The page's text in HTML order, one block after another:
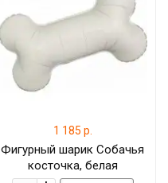
1 185 р.
Фигурный шарик Собачья
косточка, белая